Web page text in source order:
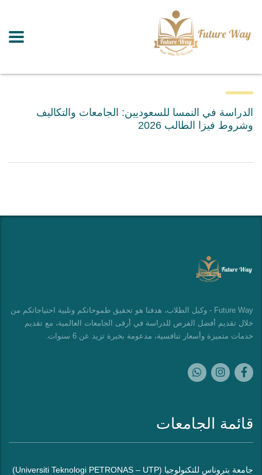
الدراسة في النمسا للسعوديين: الجامعات والتكاليف
وشروط فيزا الطالب 2026
Future Way - وكيل الطلاب، هدفنا هو تحقيق طموحاتكم وتلبية احتياجاتكم من
خلال تقديم أفضل الفرص للدراسة في أرقى الجامعات العالمية، مع تقديم
خدمات متميزة وأسعار تنافسية، مدعومة بخبرة تزيد عن 6 سنوات.
قائمة الجامعات
جامعة بتروناس للتكنولوجيا (Universiti Teknologi PETRONAS – UTP)